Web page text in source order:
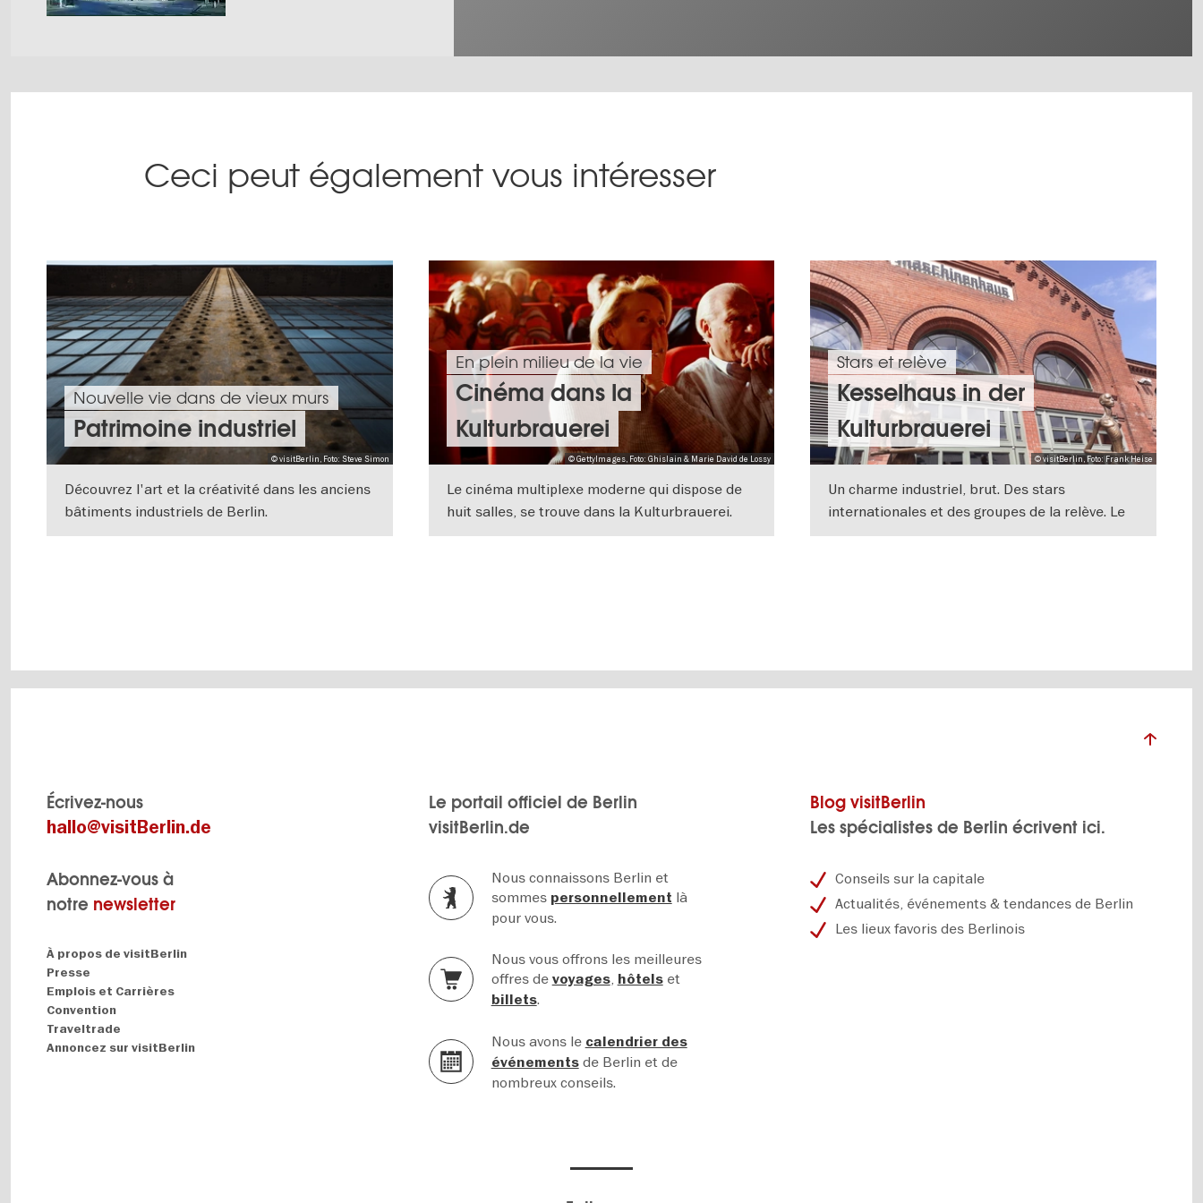
Ceci peut également vous intéresser
© visitBerlin, Foto: Steve Simon
Nouvelle vie dans de vieux murs
Patrimoine industriel
Découvrez l'art et la créativité dans les anciens
bâtiments industriels de Berlin.
© GettyImages, Foto: Ghislain & Marie David de Lossy
En plein milieu de la vie
Cinéma dans la
Kulturbrauerei
Le cinéma multiplexe moderne qui dispose de
huit salles, se trouve dans la Kulturbrauerei.
Dans le bâtiment historique en brique classé,
© visitBerlin, Foto: Frank Heise
Stars et relève
Kesselhaus in der
Kulturbrauerei
Un charme industriel, brut. Des stars
internationales et des groupes de la relève. Le
Kesselhaus compte parmi les lieux de
Écrivez-nous
hallo@visitBerlin.de
Abonnez-vous à
notre newsletter
Navigation:
About
À propos de visitBerlin
Presse
Emplois et Carrières
Convention
Traveltrade
Annoncez sur visitBerlin
Le portail officiel de Berlin
visitBerlin.de
Nous connaissons Berlin et
sommes personnellement là
pour vous.
Nous vous offrons les meilleures
offres de voyages, hôtelset
billets.
Nous avons le calendrier des
événementsde Berlin et de
nombreux conseils.
Blog visitBerlin
Les spécialistes de Berlin écrivent ici.
Conseils sur la capitale
Actualités, événements & tendances de Berlin
Les lieux favoris des Berlinois